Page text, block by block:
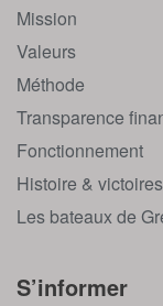
Mission
Valeurs
Méthode
Transparence
Fonctionnement
Histoire & victoires
Les bateaux de
S’informer